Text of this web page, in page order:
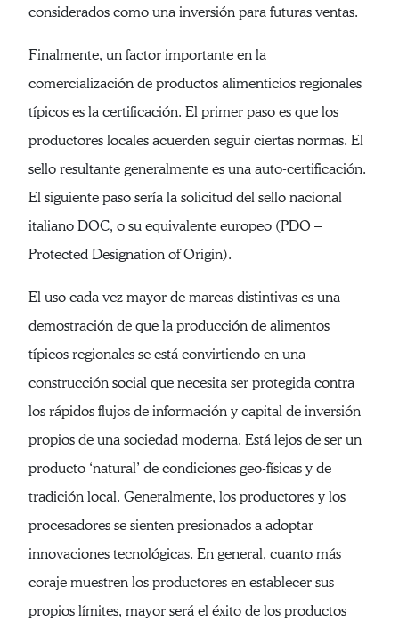
considerados como una inversión para futuras ventas.
Finalmente, un factor importante en la
comercialización de productos alimenticios regionales
típicos es la certificación. El primer paso es que los
productores locales acuerden seguir ciertas normas. El
sello resultante generalmente es una auto-certificación.
El siguiente paso sería la solicitud del sello nacional
italiano DOC, o su equivalente europeo (PDO –
Protected Designation of Origin).
El uso cada vez mayor de marcas distintivas es una
demostración de que la producción de alimentos
típicos regionales se está convirtiendo en una
construcción social que necesita ser protegida contra
los rápidos flujos de información y capital de inversión
propios de una sociedad moderna. Está lejos de ser un
producto ‘natural’ de condiciones geo-físicas y de
tradición local. Generalmente, los productores y los
procesadores se sienten presionados a adoptar
innovaciones tecnológicas. En general, cuanto más
coraje muestren los productores en establecer sus
propios límites, mayor será el éxito de los productos